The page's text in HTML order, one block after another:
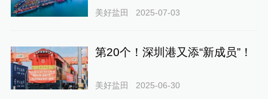
美好盐田 2025-07-03
第20个！深圳港又添“新成员”！
美好盐田 2025-06-30